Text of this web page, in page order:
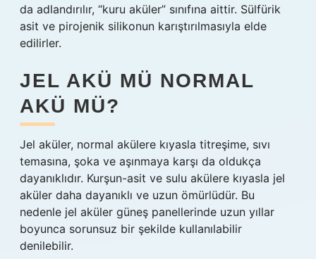
da adlandırılır, “kuru aküler” sınıfına aittir. Sülfürik
asit ve pirojenik silikonun karıştırılmasıyla elde
edilirler.
JEL AKÜ MÜ NORMAL
AKÜ MÜ?
Jel aküler, normal akülere kıyasla titreşime, sıvı
temasına, şoka ve aşınmaya karşı da oldukça
dayanıklıdır. Kurşun-asit ve sulu akülere kıyasla jel
aküler daha dayanıklı ve uzun ömürlüdür. Bu
nedenle jel aküler güneş panellerinde uzun yıllar
boyunca sorunsuz bir şekilde kullanılabilir
denilebilir.